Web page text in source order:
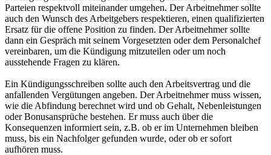
Parteien respektvoll miteinander umgehen. Der Arbeitnehmer sollte
auch den Wunsch des Arbeitgebers respektieren, einen qualifizierten
Ersatz für die offene Position zu finden. Der Arbeitnehmer sollte
dann ein Gespräch mit seinem Vorgesetzten oder dem Personalchef
vereinbaren, um die Kündigung mitzuteilen oder um noch
ausstehende Fragen zu klären.
Ein Kündigungsschreiben sollte auch den Arbeitsvertrag und die
anfallenden Vergütungen angeben. Der Arbeitnehmer muss wissen,
wie die Abfindung berechnet wird und ob Gehalt, Nebenleistungen
oder Bonusansprüche bestehen. Er muss auch über die
Konsequenzen informiert sein, z.B. ob er im Unternehmen bleiben
muss, bis ein Nachfolger gefunden wurde, oder ob er sofort
aufhören muss.